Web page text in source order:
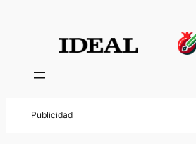
contenido